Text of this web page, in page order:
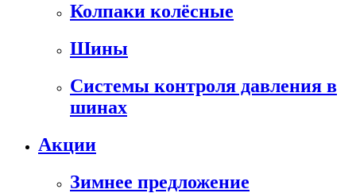
Колпаки колёсные
Шины
Системы контроля давления в
шинах
Акции
Зимнее предложение